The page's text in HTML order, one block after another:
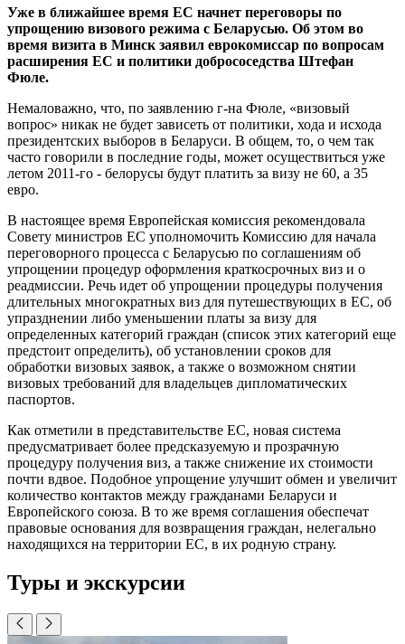
Уже в ближайшее время ЕС начнет переговоры по
упрощению визового режима с Беларусью. Об этом во
время визита в Минск заявил еврокомиссар по во­просам
расширения ЕС и политики добросо­седства Штефан
Фюле.
Немаловажно, что, по заявлению г-на Фюле, «визо­вый
вопрос» никак не будет зависеть от политики, хода и исхода
президентских выборов в Беларуси. В общем, то, о чем так
часто говорили в последние годы, мо­жет осуществиться уже
летом 2011-го - белорусы будут платить за визу не 60, а 35
евро.
В настоящее время Европейская комиссия рекомен­довала
Совету министров ЕС уполномочить Комиссию для начала
переговорного процесса с Беларусью по со­глашениям об
упрощении процедур оформления кра­ткосрочных виз и о
реадмиссии. Речь идет об упроще­нии процедуры получения
длительных многократных виз для путешествующих в ЕС, об
упразднении либо уменьшении платы за визу для
определенных кате­горий граждан (список этих категорий еще
предстоит определить), об установлении сроков для
обработки визовых заявок, а также о возможном снятии
визовых требований для владельцев дипломатических
паспор­тов.
Как отметили в представительстве ЕС, новая система
предусматривает более предсказуемую и прозрачную
процедуру получения виз, а также снижение их стои­мости
почти вдвое. Подобное упрощение улучшит об­мен и увеличит
количество контактов между гражда­нами Беларуси и
Европейского союза. В то же время соглашения обеспечат
правовые основания для воз­вращения граждан, нелегально
находящихся на тер­ритории ЕС, в их родную страну.
Туры и экскурсии